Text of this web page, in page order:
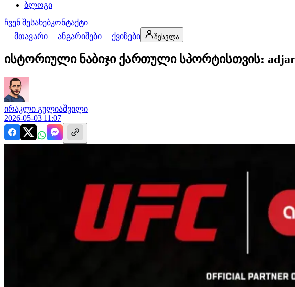
ბლოგი
ჩვენ შესახებკონტაქტი
მთავარი
ანგარიშები ქვიზები შესვლა
ისტორიული ნაბიჯი ქართული სპორტისთვის:
ირაკლი გულიაშვილი
2026-05-03 11:07